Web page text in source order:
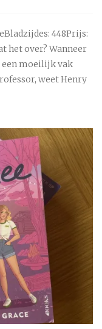
448Prijs:
het over? Wanneer
moeilijk vak
weet Henry